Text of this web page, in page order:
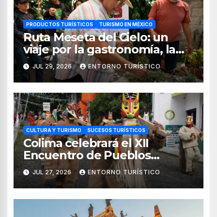
PRODUCTOS TURÍSTICOS TURISMO EN MÉXICO
Ruta Meseta del Cielo: un
viaje por la gastronomía, la
cultura y los paisajes de
Nayarit
JUL 29, 2026 ENTORNO TURÍSTICO
CULTURA Y TURISMO SUCESOS TURÍSTICOS
Colima celebrará el XII
Encuentro de Pueblos
Originarios Tonelhuayo 2026
JUL 27, 2026 ENTORNO TURÍSTICO